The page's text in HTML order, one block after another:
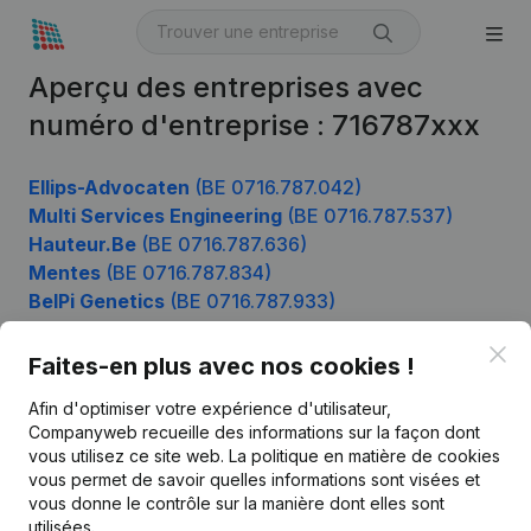
Aperçu des entreprises avec
numéro d'entreprise : 716787xxx
Ellips-Advocaten (BE 0716.787.042)
Multi Services Engineering (BE 0716.787.537)
Hauteur.Be (BE 0716.787.636)
Mentes (BE 0716.787.834)
BelPi Genetics (BE 0716.787.933)
Faites-en plus avec nos cookies !
Afin d'optimiser votre expérience d'utilisateur,
Companyweb recueille des informations sur la façon dont
vous utilisez ce site web. La politique en matière de cookies
vous permet de savoir quelles informations sont visées et
vous donne le contrôle sur la manière dont elles sont
utilisées.
Français
Informations d’entreprise
Monitoring